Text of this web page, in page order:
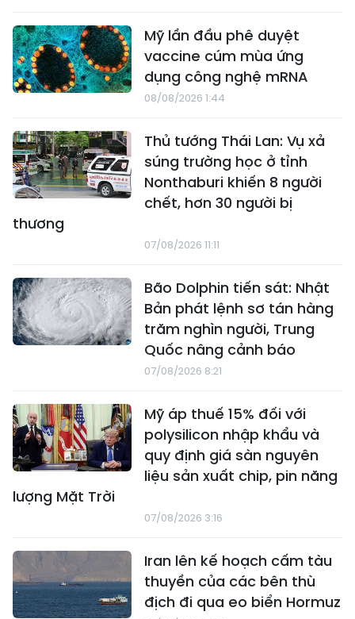
Mỹ lần đầu phê duyệt
vaccine cúm mùa ứng
dụng công nghệ mRNA
08/08/2026 1:44
Thủ tướng Thái Lan: Vụ xả
súng trường học ở tỉnh
Nonthaburi khiến 8 người
chết, hơn 30 người bị
thương
07/08/2026 11:11
Bão Dolphin tiến sát: Nhật
Bản phát lệnh sơ tán hàng
trăm nghìn người, Trung
Quốc nâng cảnh báo
07/08/2026 8:21
Mỹ áp thuế 15% đối với
polysilicon nhập khẩu và
quy định giá sàn nguyên
liệu sản xuất chip, pin năng
lượng Mặt Trời
07/08/2026 3:16
Iran lên kế hoạch cấm tàu
thuyền của các bên thù
địch đi qua eo biển Hormuz